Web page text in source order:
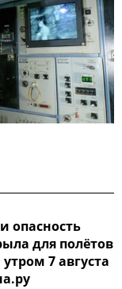
опасность
для полётов
7 августа